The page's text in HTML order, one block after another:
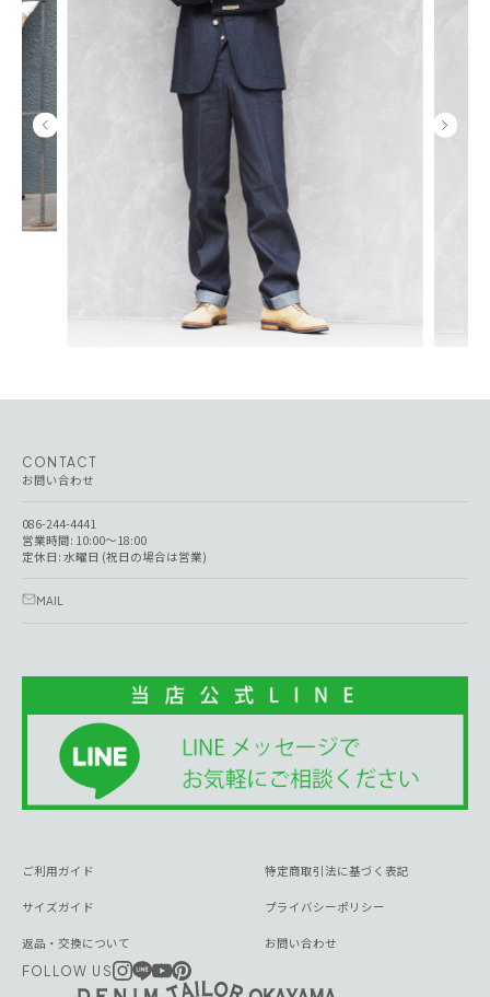
CONTACT
お問い合わせ
086-244-4441
営業時間: 10:00～18:00
定休日: 水曜日 (祝日の場合は営業)
MAIL
FOLLOW US
ご利用ガイド
サイズガイド
返品・交換について
特定商取引法に基づく表記
プライバシーポリシー
お問い合わせ